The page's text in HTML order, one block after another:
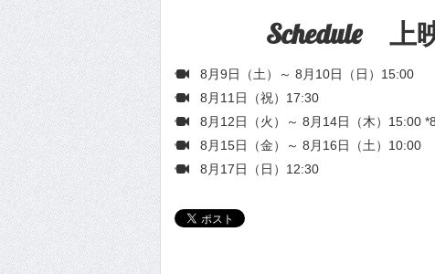
Schedule 上
8月9日（土）～ 8月10日（日）15:00
8月11日（祝）17:30
8月12日（火）～ 8月14日（木）15:00
8月15日（金）～ 8月16日（土）10:00
8月17日（日）12:30